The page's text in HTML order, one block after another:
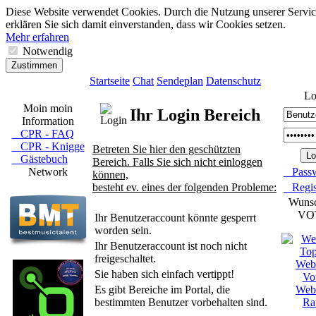
Diese Website verwendet Cookies. Durch die Nutzung unserer
erklären Sie sich damit einverstanden, dass wir Cookies setzen.
Mehr erfahren
Notwendig
Zustimmen
Startseite Chat Sendeplan Datenschutz
Moin moin
Information
CPR - FAQ
CPR - Knigge
Gästebuch
Network
Ihr Login Bereich
Betreten Sie hier den geschützten
Bereich. Falls Sie sich nicht einloggen
können,
besteht ev. eines der folgenden Probleme:
Ihr Benutzeraccount könnte gesperrt
worden sein.
Ihr Benutzeraccount ist noch nicht
freigeschaltet.
Sie haben sich einfach vertippt!
Es gibt Bereiche im Portal, die
bestimmten Benutzer vorbehalten sind.